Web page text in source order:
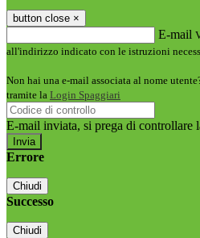
button close ×
E-mail
all'indirizzo indicato con le istruzioni
Non hai una e-mail associata al nome
tramite la Login Spaggiari
E-mail inviata, si prega di controllare
Errore
Chiudi
Successo
Chiudi